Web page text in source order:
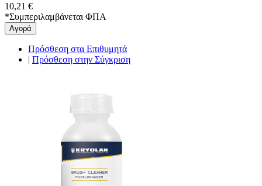
10,21 €
*Συμπεριλαμβάνεται ΦΠΑ
Αγορά
Πρόσθεση στα Επιθυμητά
| Πρόσθεση στην Σύγκριση